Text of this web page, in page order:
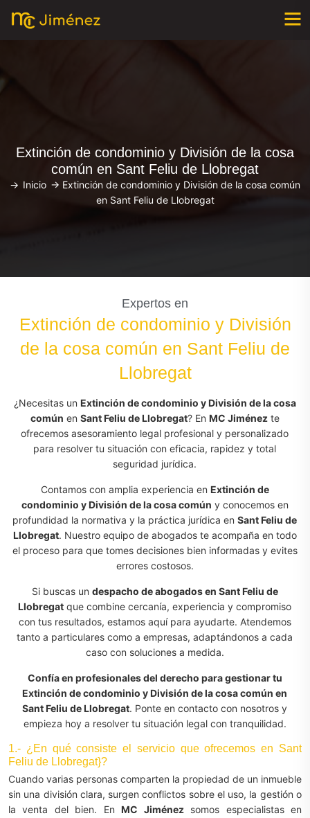
Extinción de condominio y División de la cosa
común en Sant Feliu de Llobregat
-> Inicio -> Extinción de condominio y División de la cosa común
en Sant Feliu de Llobregat
Expertos en
Extinción de condominio y División
de la cosa común en Sant Feliu de
Llobregat
¿Necesitas un Extinción de condominio y División de la cosa
común en Sant Feliu de Llobregat? En MC Jiménezte
ofrecemos asesoramiento legal profesional y personalizado
para resolver tu situación con eficacia, rapidez y total
seguridad jurídica.
Contamos con amplia experiencia en Extinción de
condominio y División de la cosa común y conocemos en
profundidad la normativa y la práctica jurídica enSant Feliu de
Llobregat. Nuestro equipo de abogados te acompaña en todo
el proceso para que tomes decisiones bien informadas y evites
errores costosos.
Si buscas un despacho de abogados en Sant Feliu de
Llobregat que combine cercanía, experiencia y compromiso
con tus resultados, estamos aquí para ayudarte. Atendemos
tanto a particulares como a empresas, adaptándonos a cada
caso con soluciones a medida.
Confía en profesionales del derecho para gestionar tu
Extinción de condominio y División de la cosa común en
Sant Feliu de Llobregat. Ponte en contacto con nosotros y
empieza hoy a resolver tu situación legal con tranquilidad.
1.- ¿En qué consiste el servicio que ofrecemos en Sant
Feliu de Llobregat}?
Cuando varias personas comparten la propiedad de un inmueble
sin una división clara, surgen conflictos sobre el uso, la gestión o
la venta del bien. EnMC Jiménezsomos especialistas en